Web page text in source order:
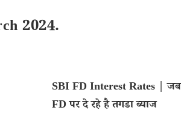
2024.
SBI FD Interest Rates |
FD पर दे रहे है तगडा ब्याज